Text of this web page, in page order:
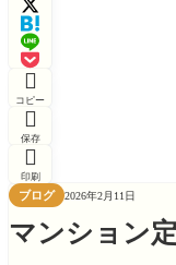

コピー

保存

印刷
ブログ 2026年2月11日
マンション